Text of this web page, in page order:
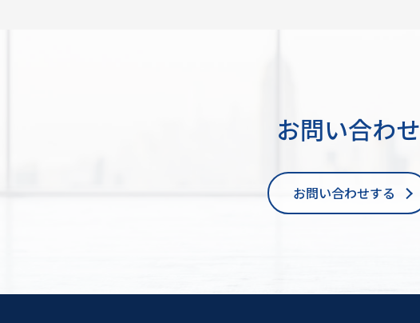
お問い合わせ
お問い合わせする